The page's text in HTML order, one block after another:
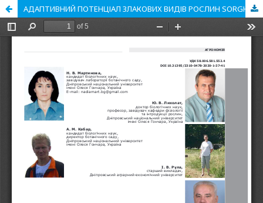
АДАПТИВНИЙ ПОТЕНЦІАЛ ЗЛАКОВИХ ВИДІВ РОСЛИН SORGHASTRUM NUTANS, PENNISETUM SETACEUM ТА SPODIOPOGON SIBIRICUS В УМОВАХ ІНТРОДУКЦІЇ СТЕПУ УКРАЇНИ